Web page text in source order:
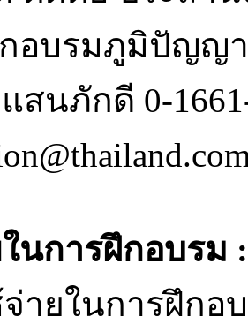
อบรมภูมิปัญญา
นภักดี 0-
นการฝึกอบรม :
ในการฝึกอบ